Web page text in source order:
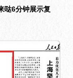
哒6分钟展示复